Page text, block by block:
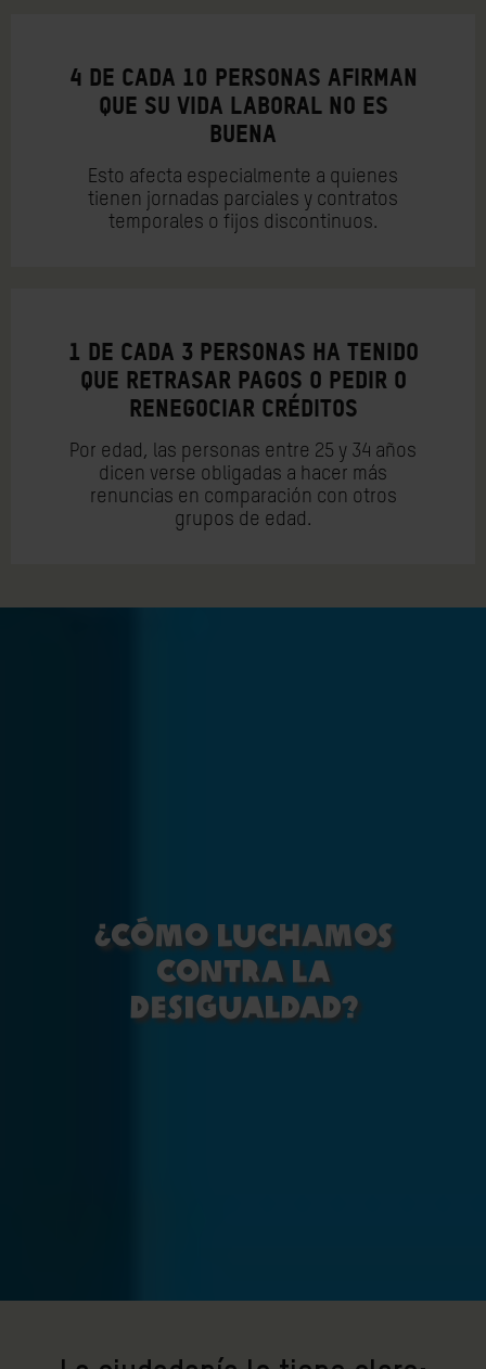
4 DE CADA 10 PERSONAS AFIRMAN
QUE SU VIDA LABORAL NO ES
BUENA
Esto afecta especialmente a quienes
tienen jornadas parciales y contratos
temporales o fijos discontinuos.
1 DE CADA 3 PERSONAS HA TENIDO
QUE RETRASAR PAGOS O PEDIR O
RENEGOCIAR CRÉDITOS
Por edad, las personas entre 25 y 34 años
dicen verse obligadas a hacer más
renuncias en comparación con otros
grupos de edad.
¿Cómo luchamos
contra la
desigualdad?